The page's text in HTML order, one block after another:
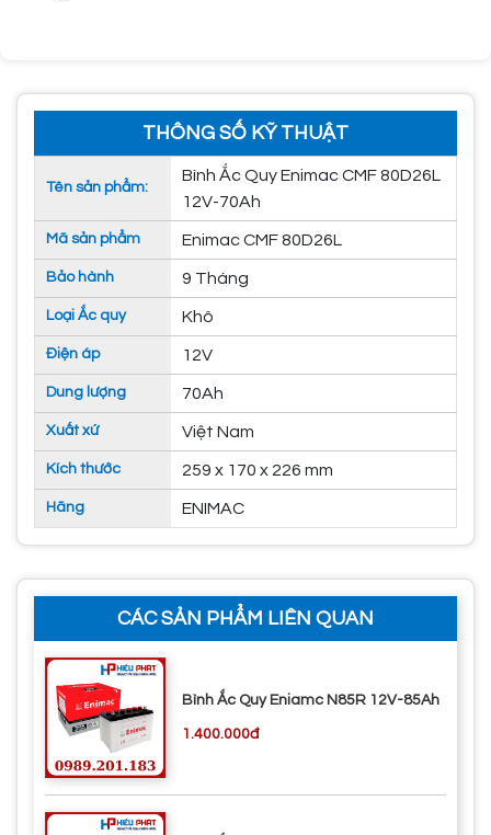
THÔNG SỐ KỸ THUẬT
Tên sản phẩm:
Bình Ắc Quy Enimac CMF 80D26L
12V-70Ah
Mã sản phẩm Enimac CMF 80D26L
Bảo hành 9 Tháng
Loại Ắc quy Khô
Điện áp 12V
Dung lượng 70Ah
Xuất xứ Việt Nam
Kích thước 259 x 170 x 226 mm
Hãng ENIMAC
CÁC SẢN PHẨM LIÊN QUAN
Bình Ắc Quy Eniamc N85R 12V-85Ah
1.400.000đ